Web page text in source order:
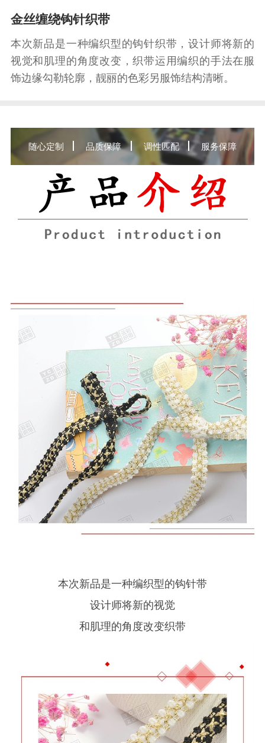
金丝缠绕钩针织带
本次新品是一种编织型的钩针织带，设计师将新的
视觉和肌理的角度改变，织带运用编织的手法在服
饰边缘勾勒轮廓，靓丽的色彩另服饰结构清晰。
随心定制 品质保障 调性匹配 服务保障
本次新品是一种编织型的钩针带
设计师将新的视觉
和肌理的角度改变织带